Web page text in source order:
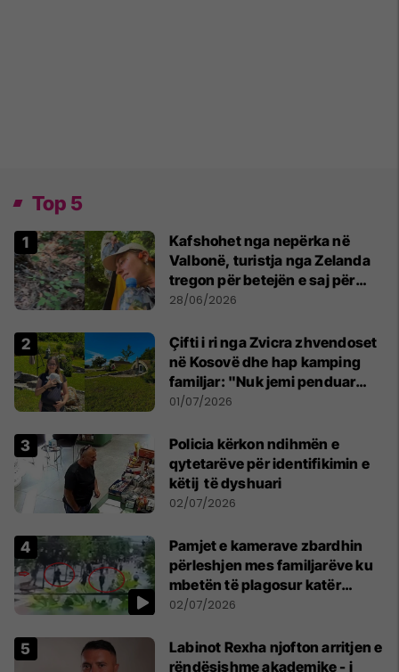
Top 5
Kafshohet nga nepërka në
Valbonë, turistja nga Zelanda
tregon për betejën e saj për
mbijetesë
28/06/2026
Çifti i ri nga Zvicra zhvendoset
në Kosovë dhe hap kamping
familjar: "Nuk jemi penduar
asnjë ditë"
01/07/2026
Policia kërkon ndihmën e
qytetarëve për identifikimin e
këtij të dyshuari
02/07/2026
Pamjet e kamerave zbardhin
përleshjen mes familjarëve ku
mbetën të plagosur katër
persona
02/07/2026
Labinot Rexha njofton arritjen e
rëndësishme akademike - i